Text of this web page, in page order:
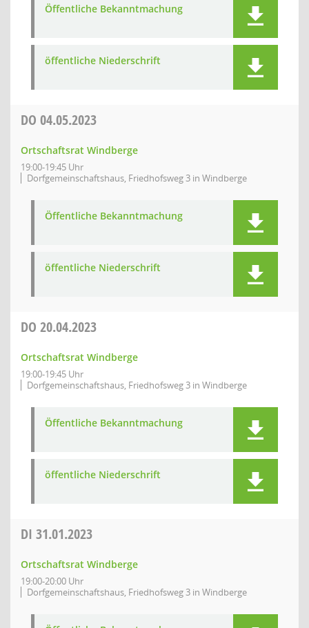
Öffentliche Bekanntmachung
öffentliche Niederschrift
DO 04.05.2023
Ortschaftsrat Windberge
19:00-19:45 Uhr
Dorfgemeinschaftshaus, Friedhofsweg 3 in Windberge
Öffentliche Bekanntmachung
öffentliche Niederschrift
DO 20.04.2023
Ortschaftsrat Windberge
19:00-19:45 Uhr
Dorfgemeinschaftshaus, Friedhofsweg 3 in Windberge
Öffentliche Bekanntmachung
öffentliche Niederschrift
DI 31.01.2023
Ortschaftsrat Windberge
19:00-20:00 Uhr
Dorfgemeinschaftshaus, Friedhofsweg 3 in Windberge